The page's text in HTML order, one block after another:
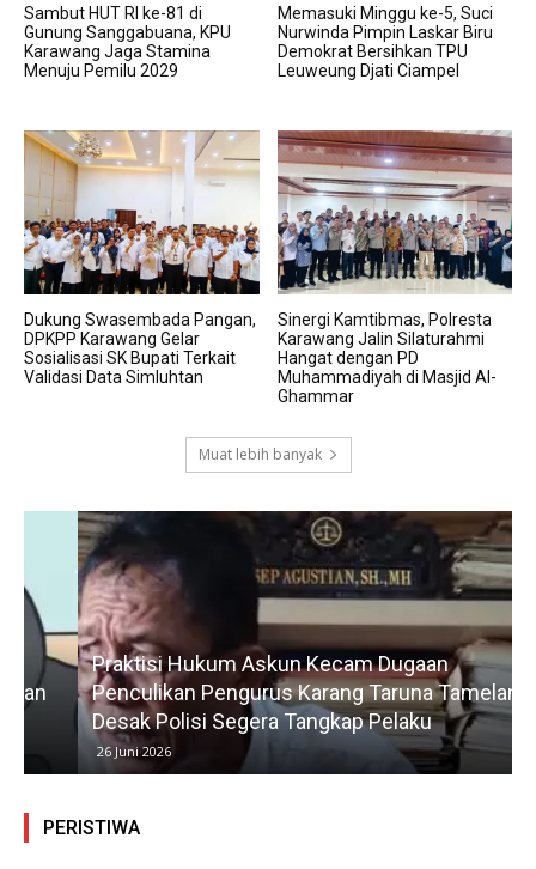
Sambut HUT RI ke-81 di
Gunung Sanggabuana, KPU
Karawang Jaga Stamina
Menuju Pemilu 2029
Memasuki Minggu ke-5, Suci
Nurwinda Pimpin Laskar Biru
Demokrat Bersihkan TPU
Leuweung Djati Ciampel
Dukung Swasembada Pangan,
DPKPP Karawang Gelar
Sosialisasi SK Bupati Terkait
Validasi Data Simluhtan
Sinergi Kamtibmas, Polresta
Karawang Jalin Silaturahmi
Hangat dengan PD
Muhammadiyah di Masjid Al-
Ghammar
Muat lebih banyak
Praktisi Hukum Askun Kecam Dugaan
Penculikan Pengurus Karang Taruna Tamelang,
Desak Polisi Segera Tangkap Pelaku
26 Juni 2026
PERISTIWA